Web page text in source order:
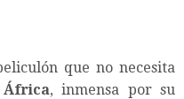
que no necesita
África, inmensa por su